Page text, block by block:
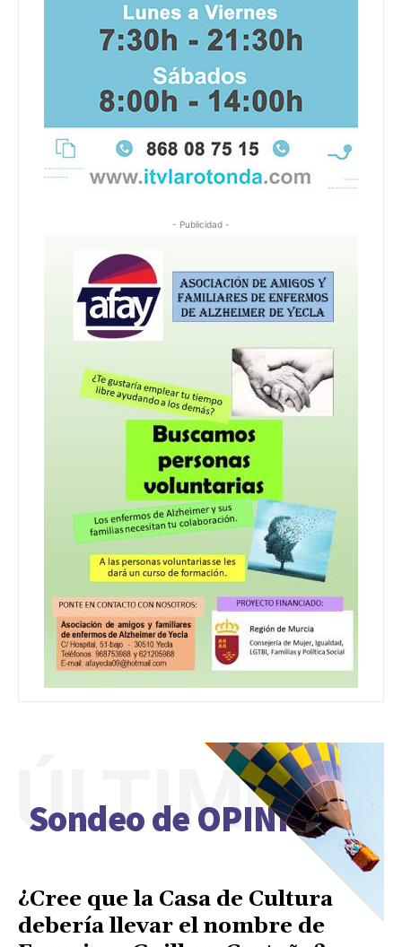
- Publicidad -
Sondeo de OPINIÓN
ÚLTIMO
¿Cree que la Casa de Cultura
debería llevar el nombre de